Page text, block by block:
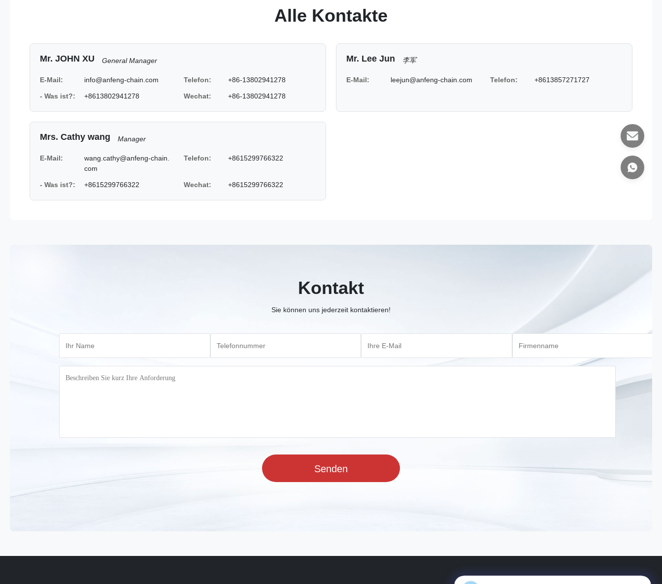
Alle Kontakte
Mr. JOHN XU General Manager
E-Mail: info@anfeng-chain.com Telefon: +86-13802941278
- Was ist?: +8613802941278 Wechat: +86-13802941278
Mr. Lee Jun 李军
E-Mail: leejun@anfeng-chain.com Telefon: +8613857271727
Mrs. Cathy wang Manager
E-Mail:
wang.cathy@anfeng-chain.
com
Telefon: +8615299766322
- Was ist?: +8615299766322 Wechat: +8615299766322
Kontakt
Sie können uns jederzeit kontaktieren!
Senden